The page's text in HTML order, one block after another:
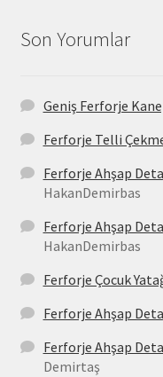
Son Yorumlar
Geniş Ferforje
Ferforje Telli
Ferforje Ahşap
HakanDemirbas
Ferforje Ahşap
HakanDemirbas
Ferforje Çocuk
Ferforje Ahşap
Ferforje Ahşap
Demirtaş